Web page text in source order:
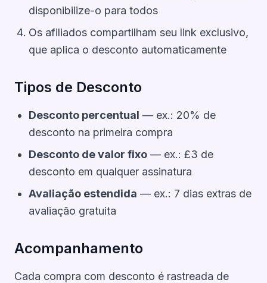
disponibilize-o para todos
Os afiliados compartilham seu link exclusivo,
que aplica o desconto automaticamente
Tipos de Desconto
Desconto percentual — ex.: 20% de
desconto na primeira compra
Desconto de valor fixo — ex.: £3 de
desconto em qualquer assinatura
Avaliação estendida — ex.: 7 dias extras de
avaliação gratuita
Acompanhamento
Cada compra com desconto é rastreada de